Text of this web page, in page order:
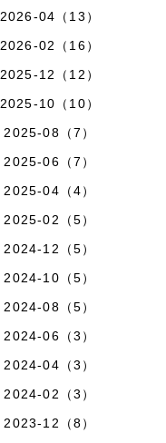
2026-04（13）
2026-02（16）
2025-12（12）
2025-10（10）
2025-08（7）
2025-06（7）
2025-04（4）
2025-02（5）
2024-12（5）
2024-10（5）
2024-08（5）
2024-06（3）
2024-04（3）
2024-02（3）
2023-12（8）